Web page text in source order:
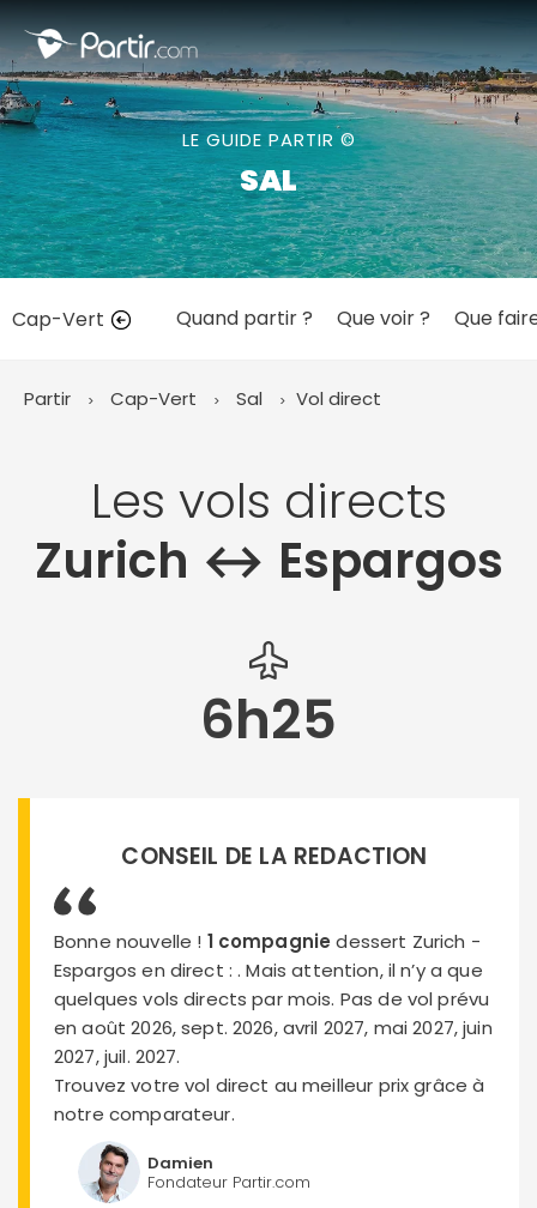
LE GUIDE PARTIR ©
SAL
Cap-Vert Quand partir ? Que voir ? Que
Partir Cap-Vert Sal Vol direct
Les vols directs
Zurich ↔︎ Espargos
6h25
CONSEIL DE LA REDACTION
Bonne nouvelle ! 1 compagnie dessert Zurich -
Espargos en direct :. Mais attention, il n’y a que
quelques vols directs par mois. Pas de vol prévu
en août 2026, sept. 2026, avril 2027, mai 2027, juin
2027, juil. 2027.
Trouvez votre vol direct au meilleur prix grâce à
notre comparateur.
Damien
Fondateur Partir.com
Fermer
📍 Destinations populaires
☀️ Où partir par mois
Juillet
Août Septembre
Octobre